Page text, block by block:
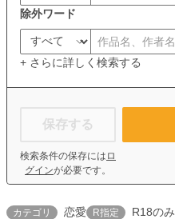
除外ワード
+ さらに詳しく検索する
保存する
検索条件の保存には ロ
グインが必要です。
カテゴリ 恋愛 R指定 R18のみ